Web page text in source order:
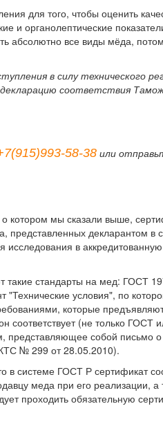
для того, чтобы оценить
и органолептические
абсолютно все виды мёда,
в силу технического
соответствия
58-38 или
котором мы сказали выше,
представленных декларантом
в
такие стандарты на мед: ГОСТ
"Технические условия", по
которые
соответствует (не только
представляющее собой письмо
№ 299 от 28.05.2010).
в системе ГОСТ Р сертификат
меда при его
проходить обязательную